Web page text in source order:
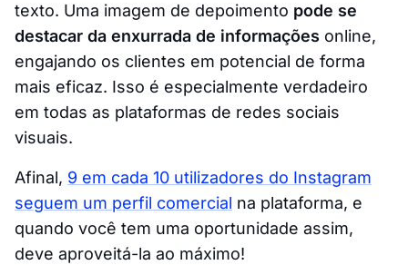
texto. Uma imagem de depoimento pode se
destacar da enxurrada de informações online,
engajando os clientes em potencial de forma
mais eficaz. Isso é especialmente verdadeiro
em todas as plataformas de redes sociais
visuais.
Afinal, 9 em cada 10 utilizadores do Instagram
seguem um perfil comercial na plataforma, e
quando você tem uma oportunidade assim,
deve aproveitá-la ao máximo!